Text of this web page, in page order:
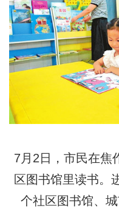
7月2日，市民在焦
区图书馆里读书。
个社区图书馆、